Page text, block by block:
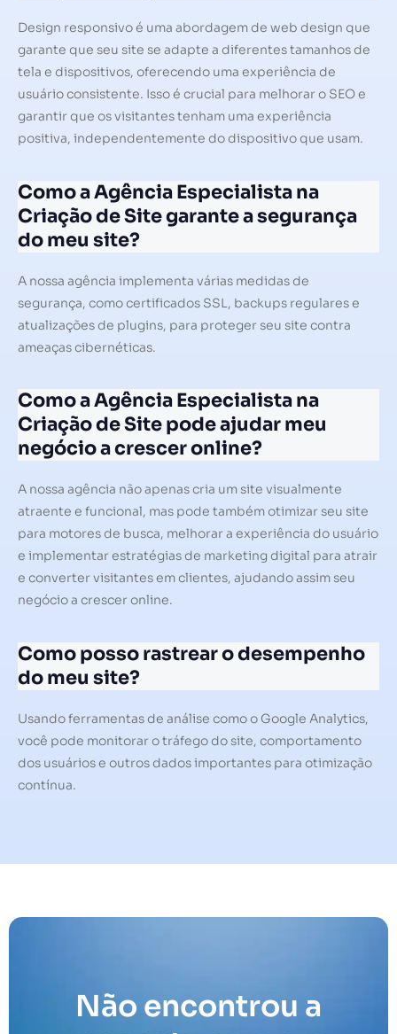
Design responsivo é uma abordagem de web design que
garante que seu site se adapte a diferentes tamanhos de
tela e dispositivos, oferecendo uma experiência de
usuário consistente. Isso é crucial para melhorar o SEO e
garantir que os visitantes tenham uma experiência
positiva, independentemente do dispositivo que usam.
Como a Agência Especialista na
Criação de Site garante a segurança
do meu site?
A nossa agência implementa várias medidas de
segurança, como certificados SSL, backups regulares e
atualizações de plugins, para proteger seu site contra
ameaças cibernéticas.
Como a Agência Especialista na
Criação de Site pode ajudar meu
negócio a crescer online?
A nossa agência não apenas cria um site visualmente
atraente e funcional, mas pode também otimizar seu site
para motores de busca, melhorar a experiência do usuário
e implementar estratégias de marketing digital para atrair
e converter visitantes em clientes, ajudando assim seu
negócio a crescer online.
Como posso rastrear o desempenho
do meu site?
Usando ferramentas de análise como o Google Analytics,
você pode monitorar o tráfego do site, comportamento
dos usuários e outros dados importantes para otimização
contínua.
Não encontrou a